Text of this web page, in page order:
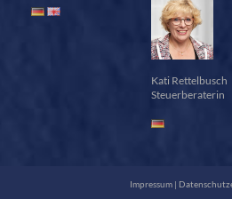
Kati Rettelbusch
Steuerberaterin
Impressum |